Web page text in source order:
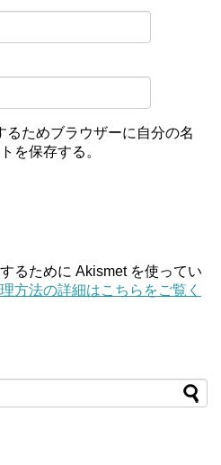
るためブラウザーに自分の名
を保存する。
るために Akismet を使ってい
方法の詳細はこちらをご覧く